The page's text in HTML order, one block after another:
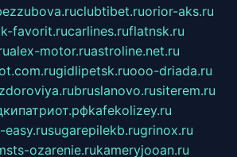
clubtibet.ruorior-aks.ru
favorit.rucarlines.ruflatnsk.ru
alex-motor.ruastroline.net.ru
gidlipetsk.ruooo-driada.ru
bruslanovo.rusiterem.ru
kafekolizey.ru
sugarepilekb.rugrinox.ru
ozarenie.rukameryjooan.ru